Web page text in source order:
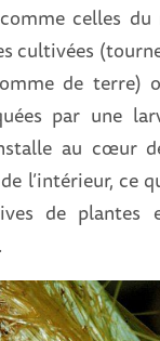
celles
cultivées
de terre)
par une
au cœur
l’intérieur, ce
de